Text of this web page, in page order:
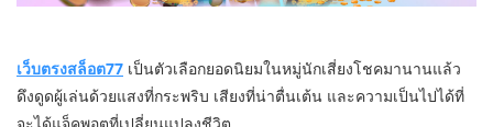
เว็บตรงสล็อต77 เป็นตัวเลือกยอดนิยมในหมู่นักเสี่ยงโชคมานานแล้ว
ดึงดูดผู้เล่นด้วยแสงที่กระพริบ เสียงที่น่าตื่นเต้น และความเป็นไปได้ที่
จะได้แจ็คพอตที่เปลี่ยนแปลงชีวิต